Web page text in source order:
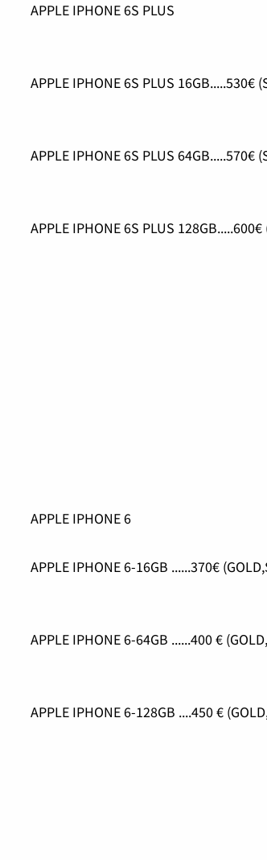
APPLE IPHONE 6S PLUS
APPLE IPHONE 6S PLUS
APPLE IPHONE 6S PLUS
APPLE IPHONE 6S PLUS
APPLE IPHONE 6
APPLE IPHONE 6-16GB ......370€
APPLE IPHONE 6-64GB ......400 €
APPLE IPHONE 6-128GB ....450 €